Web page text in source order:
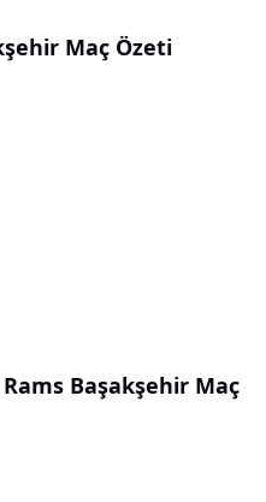
Maç Özeti
Başakşehir Maç